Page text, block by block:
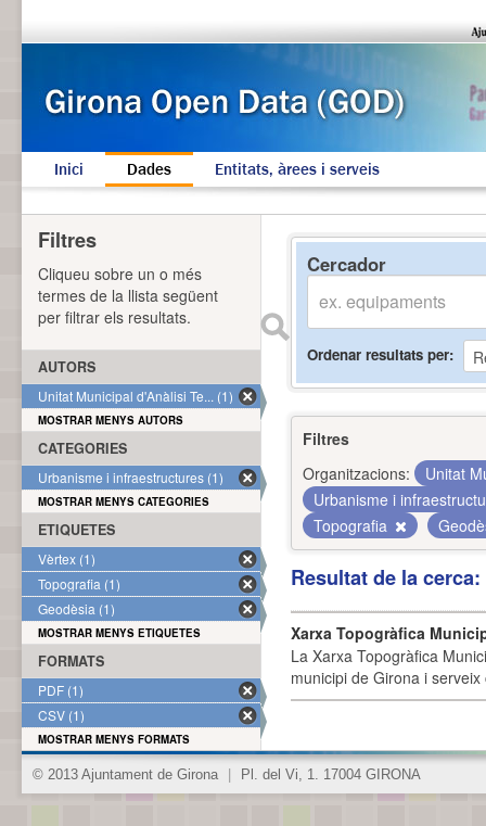
Inici Dades Entitats, àrees i serveis
Cercador
Ordenar resultats per
Filtres
Organitzacions:
Unitat
Urbanisme i
Topografia
Resultat de la
Xarxa Topogràfica
La Xarxa Topogràfica
municipi de Girona i
Filtres
Cliqueu sobre un o més
termes de la llista següent
per filtrar els resultats.
AUTORS
Unitat Municipal d'Anàlisi Te... (1)
MOSTRAR MENYS AUTORS
CATEGORIES
Urbanisme i infraestructures (1)
MOSTRAR MENYS CATEGORIES
ETIQUETES
Vèrtex (1)
Topografia (1)
Geodèsia (1)
MOSTRAR MENYS ETIQUETES
FORMATS
PDF (1)
CSV (1)
MOSTRAR MENYS FORMATS
© 2013 Ajuntament de Girona Pl. del Vi, 1. 17004 GIRONA